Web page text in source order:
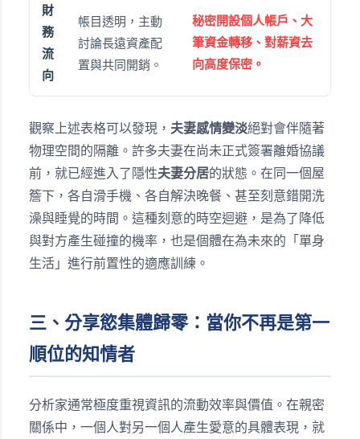
財
務
流
向
帳目透明，主動
討論長遠資產配
置與共同開銷。
秘密開設個人帳戶、大
筆資金轉移、對薪資去
向高度保密。
觀察上述表格可以發現， 夫妻感情變淡絕對會伴隨著
物理空間的隔離。許多夫妻在尚未正式簽署離婚協議
前，就已經進入了隱性夫妻分居的狀態。在同一個屋
簷下，各自滑手機、各自解決晚餐、甚至刻意錯開洗
澡與睡覺的時間。這種刻意的時空迴避，是為了降低
與對方產生碰撞的機率，也是個體在為未來的「單身
生活」進行前置性的適應訓練。
三、分享慾集體歸零：當你不再是第一
順位的知情者
分析家通常極度重視資訊的流動效率與價值。在親密
關係中，一個人對另一個人產生愛意的具體表現，就